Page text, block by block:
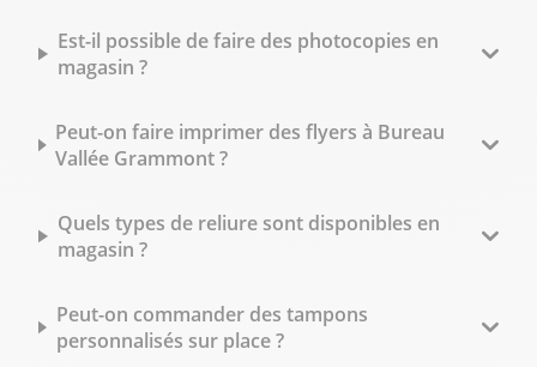
Est-il possible de faire des photocopies en
magasin ?
Peut-on faire imprimer des flyers à Bureau
Vallée Grammont ?
Quels types de reliure sont disponibles en
magasin ?
Peut-on commander des tampons
personnalisés sur place ?